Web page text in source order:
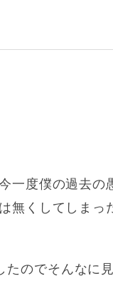
一度僕の過去の
無くしてしまっ
のでそんなに